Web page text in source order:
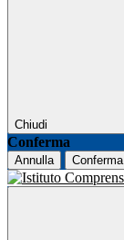
Chiudi
Conferma
Annulla Conferma